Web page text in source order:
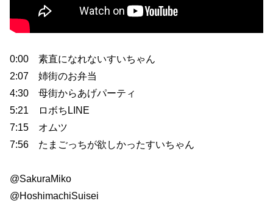
0:00 素直になれないすいちゃん
2:07 姉街のお弁当
4:30 母街からあげパーティ
5:21 ロボちLINE
7:15 オムツ
7:56 たまごっちが欲しかったすいちゃん
@SakuraMiko
@HoshimachiSuisei